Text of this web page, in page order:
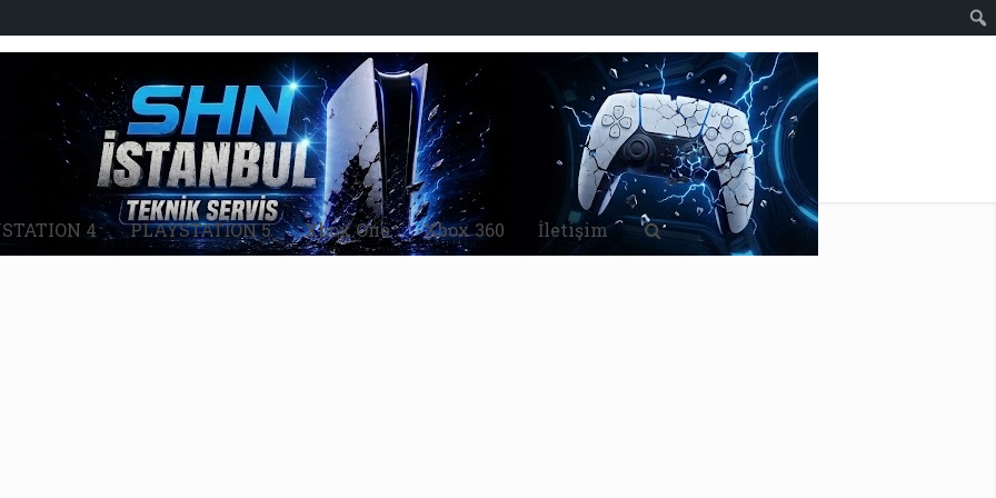
4 PLAYSTATİON 5 Xbox One Xbox 360 İletişim